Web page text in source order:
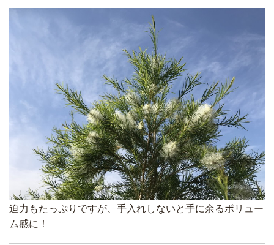
迫力もたっぷりですが、手入れしないと手に余るボリュー
ム感に！